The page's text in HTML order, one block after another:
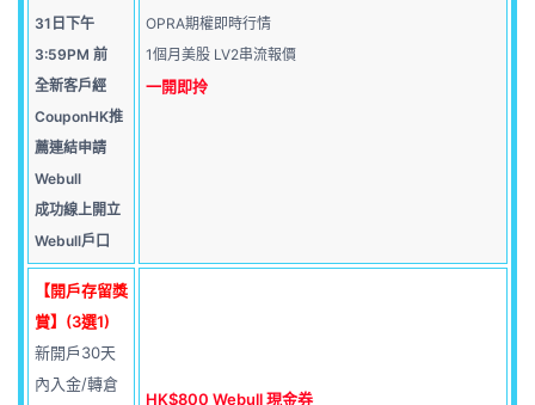
31日下午
3:59PM 前
全新客戶經
CouponHK推
薦連結申請
Webull
成功線上開立
Webull戶口
OPRA期權即時行情
1個月美股 LV2串流報價
一開即拎
【開戶存留獎
賞】(3選1)
新開戶30天
內入金/轉倉
HK$800 Webull 現金券